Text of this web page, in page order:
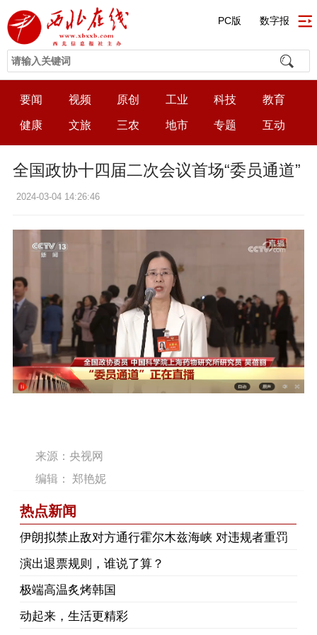
PC版 数字报
要闻 视频 原创 工业 科技 教育
健康 文旅 三农 地市 专题 互动
全国政协十四届二次会议首场“委员通道”
2024-03-04 14:26:46
来源：央视网
编辑： 郑艳妮
热点新闻
伊朗拟禁止敌对方通行霍尔木兹海峡 对违规者重罚
演出退票规则，谁说了算？
极端高温炙烤韩国
动起来，生活更精彩